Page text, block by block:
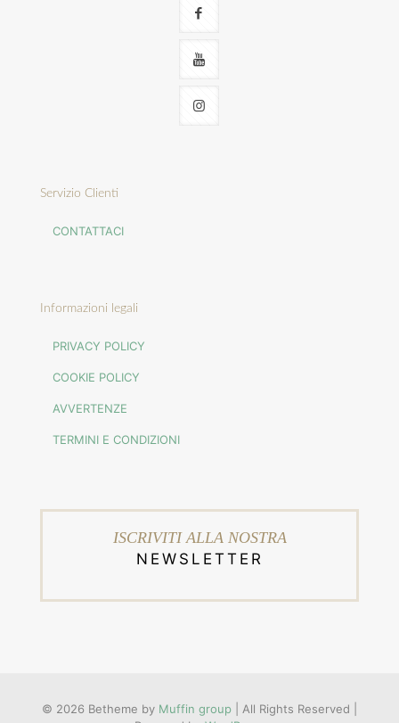
Servizio Clienti
CONTATTACI
Informazioni legali
PRIVACY POLICY
COOKIE POLICY
AVVERTENZE
TERMINI E CONDIZIONI
ISCRIVITI ALLA NOSTRA
NEWSLETTER
© 2026 Betheme by Muffin group | All Rights Reserved |